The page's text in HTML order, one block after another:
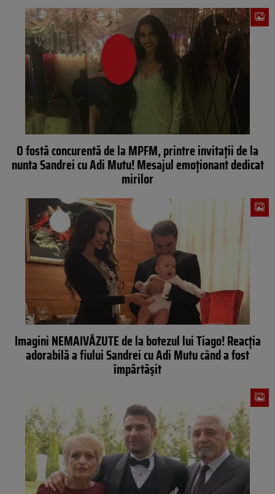
O fostă concurentă de la MPFM, printre invitaţii de la
nunta Sandrei cu Adi Mutu! Mesajul emoţionant dedicat
mirilor
Imagini NEMAIVĂZUTE de la botezul lui Tiago! Reacţia
adorabilă a fiului Sandrei cu Adi Mutu când a fost
împărtăşit